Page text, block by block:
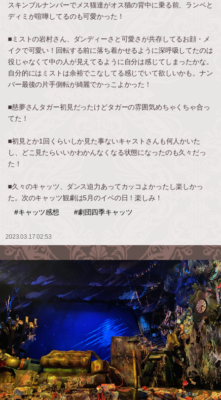
スキンブルナンバーでメス猫達がオス猫の背中に乗る前、ランペと
ディミが喧嘩してるのも可愛かった！
■ミストの岩村さん、ダンディーさと可愛さが共存してるお顔・メ
イクで可愛い！回転する前に落ち着かせるように深呼吸してたのは
役じゃなくて中の人が見えてるように自分は感じてしまったかな。
自分的にはミストは余裕でこなしてる感じでいて欲しいかも。ナン
バー最後の片手側転が綺麗でかっこよかった！
■慈夢さんタガー初見だったけどタガーの雰囲気めちゃくちゃ合っ
てた！
■初見とか1回くらいしか見た事ないキャストさんも何人かいた
し、どこ見たらいいかわかんなくなる状態になったのも久々だっ
た！
■久々のキャッツ、ダンス迫力あってカッコよかったし楽しかっ
た。次のキャッツ観劇は5月のイベの日！楽しみ！
#キャッツ感想
#劇団四季キャッツ
2023.03.17 02:53